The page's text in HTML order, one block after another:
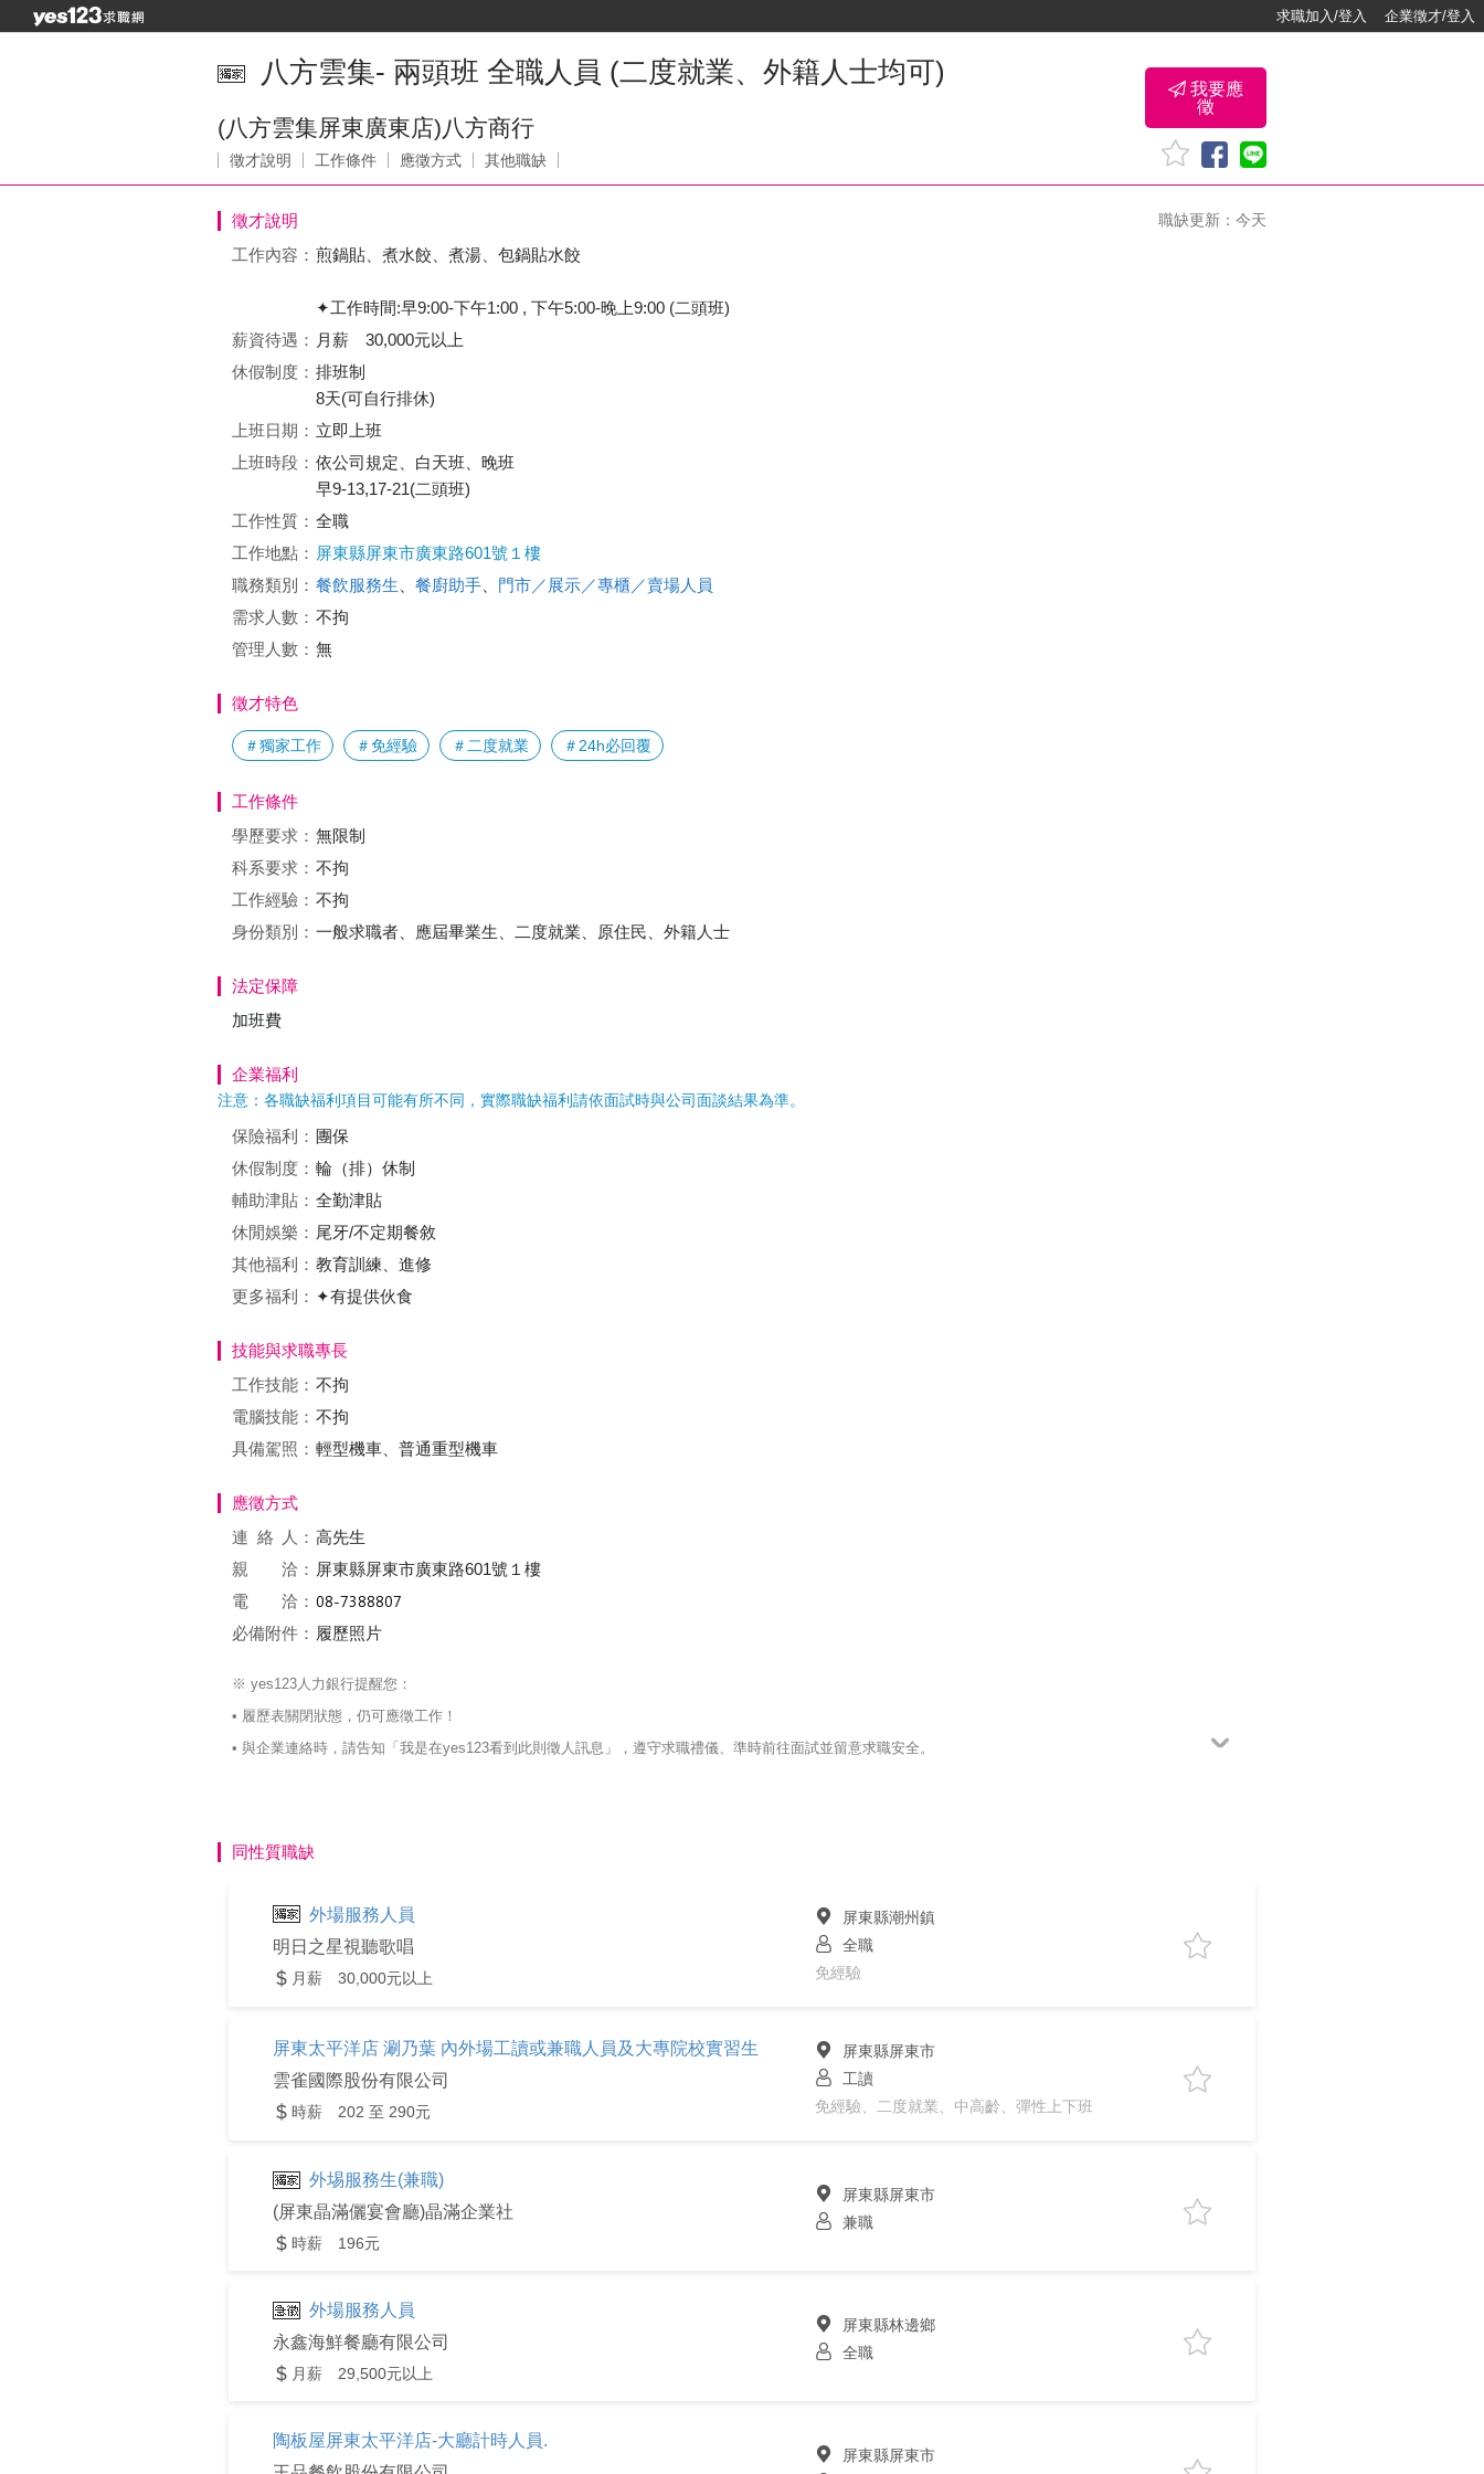
求職加入/登入 企業徵才/登入
八方雲集- 兩頭班 全職人員 (二度就業、外籍人士均可)
(八方雲集屏東廣東店)八方商行
徵才說明 工作條件 應徵方式 其他職缺
我要應
徵
徵才說明 職缺更新：今天
工作內容： 煎鍋貼、煮水餃、煮湯、包鍋貼水餃
✦工作時間:早9:00-下午1:00 , 下午5:00-晚上9:00 (二頭班)
薪資待遇： 月薪 30,000元以上
休假制度： 排班制
8天(可自行排休)
上班日期： 立即上班
上班時段： 依公司規定、白天班、晚班
早9-13,17-21(二頭班)
工作性質： 全職
工作地點： 屏東縣屏東市廣東路601號１樓
職務類別： 餐飲服務生 餐廚助手
門市／展示／專櫃／賣場人員
需求人數： 不拘
管理人數： 無
徵才特色
＃獨家工作 ＃免經驗 ＃二度就業 ＃24h必回覆
工作條件
學歷要求： 無限制
科系要求： 不拘
工作經驗： 不拘
身份類別： 一般求職者、應屆畢業生、二度就業、原住民、外籍人士
法定保障
加班費
企業福利
注意：各職缺福利項目可能有所不同，實際職缺福利請依面試時與公司面談結果為準。
保險福利： 團保
休假制度： 輪（排）休制
輔助津貼： 全勤津貼
休閒娛樂： 尾牙/不定期餐敘
其他福利： 教育訓練、進修
更多福利： ✦有提供伙食
技能與求職專長
工作技能： 不拘
電腦技能： 不拘
具備駕照： 輕型機車、普通重型機車
應徵方式
連絡
人： 高先生
親 洽： 屏東縣屏東市廣東路601號１樓
電 洽：
必備附件： 履歷照片
※ yes123人力銀行提醒您：
• 履歷表關閉狀態，仍可應徵工作！
• 與企業連絡時，請告知「我是在yes123看到此則徵人訊息」，遵守求職禮儀、準時前往面試並留意求職安全。
同性質職缺
外場服務人員
明日之星視聽歌唱
月薪 30,000元以上
屏東縣潮州鎮
全職
免經驗
屏東太平洋店 涮乃葉 內外場工讀或兼職人員及大專院校實習生
雲雀國際股份有限公司
時薪 202 至 290元
屏東縣屏東市
工讀
免經驗、二度就業、中高齡、彈性上下班
外埸服務生(兼職)
(屏東晶滿儷宴會廳)晶滿企業社
時薪 196元
屏東縣屏東市
兼職
外場服務人員
永鑫海鮮餐廳有限公司
月薪 29,500元以上
屏東縣林邊鄉
全職
陶板屋屏東太平洋店-大廳計時人員.
屏東縣屏東市